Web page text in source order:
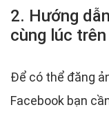
2. Hướng
cùng lúc
Để có thể đăng
Facebook bạn